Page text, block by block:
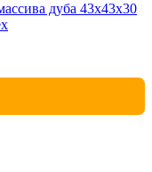
дуба 43х43х30